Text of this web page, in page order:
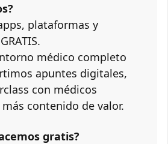
plataformas y
médico completo
apuntes digitales,
con médicos
contenido de valor.
gratis?